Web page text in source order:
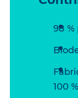
98
100